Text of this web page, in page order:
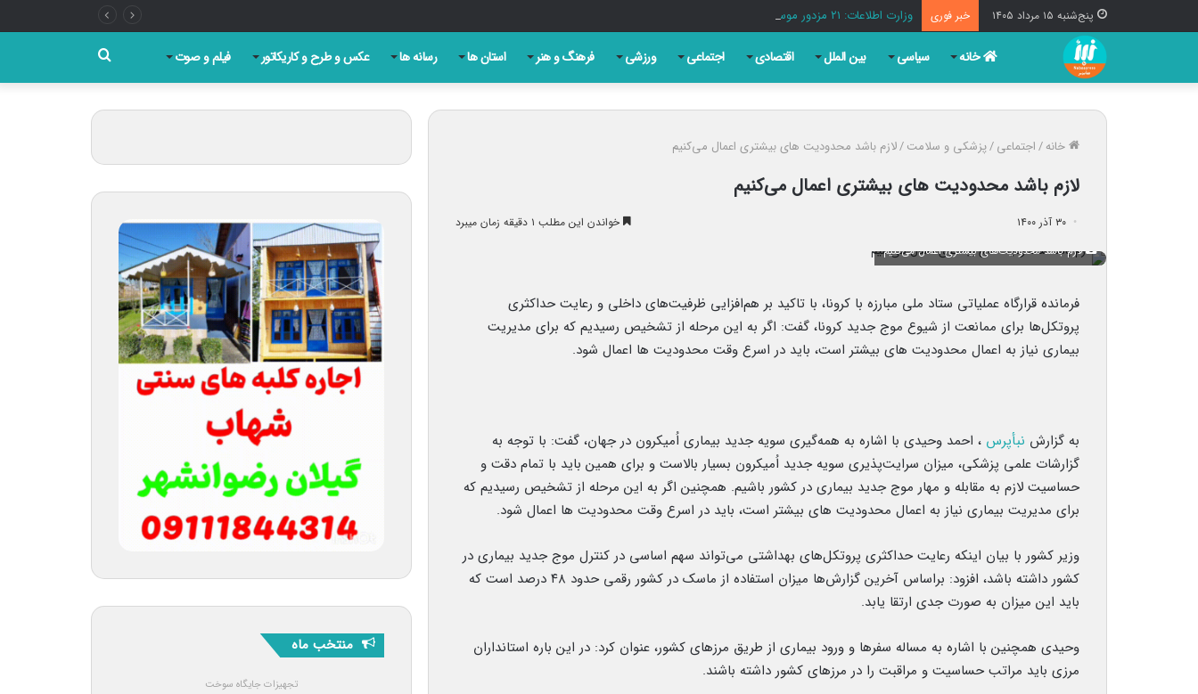
پنج‌شنبه ۱۵ مرداد ۱۴۰۵ خبر فوری وزارت اطلاعات: ۲۱ مزدور موساد و ۴ شرور مسلح در کرمان بازداشت شدند
خانه سیاسی بین الملل اقتصادی اجتماعی ورزشی فرهنگ و هنر استان ها رسانه ها عکس و طرح و کاریکاتور فیلم و صوت
برای
خانه/اجتماعی/پزشکی و سلامت/لازم باشد محدودیت‌ های بیشتری اعمال می‌کنیم
لازم باشد محدودیت‌ های بیشتری اعمال می‌کنیم
۳۰ آذر ۱۴۰۰ خواندن این مطلب ۱ دقیقه زمان میبرد
لازم باشد محدودیت‌های بیشتری اعمال می‌کنیم
فرمانده قرارگاه عملیاتی ستاد ملی مبارزه با کرونا، با تاکید بر هم‌افزایی ظرفیت‌های داخلی و رعایت حداکثری
پروتکل‌ها برای ممانعت از شیوع موج جدید کرونا، گفت: اگر به این مرحله از تشخیص رسیدیم که برای مدیریت
بیماری نیاز به اعمال محدودیت‌ های بیشتر است، باید در اسرع وقت محدودیت‌ ها اعمال شود.
به گزارش نبأپرس ، احمد وحیدی با اشاره به همه‌گیری سویه جدید بیماری اُمیکرون در جهان، گفت: با توجه به
گزارشات علمی پزشکی، میزان سرایت‌پذیری سویه جدید اُمیکرون بسیار بالاست و برای همین باید با تمام دقت و
حساسیت لازم به مقابله و مهار موج جدید بیماری در کشور باشیم. همچنین اگر به این مرحله از تشخیص رسیدیم که
برای مدیریت بیماری نیاز به اعمال محدودیت‌ های بیشتر است، باید در اسرع وقت محدودیت‌ ها اعمال شود.
وزیر کشور با بیان اینکه رعایت حداکثری پروتکل‌های بهداشتی می‌تواند سهم اساسی در کنترل موج جدید بیماری در
کشور داشته باشد، افزود: براساس آخرین گزارش‌ها میزان استفاده از ماسک در کشور رقمی حدود ۴۸ درصد است که
باید این میزان به صورت جدی ارتقا یابد.
وحیدی همچنین با اشاره به مساله سفرها و ورود بیماری از طریق مرزهای کشور، عنوان کرد: در این باره استانداران
مرزی باید مراتب حساسیت و مراقبت را در مرزهای کشور داشته باشند.
منتخب ماه
تجهیزات جایگاه سوخت